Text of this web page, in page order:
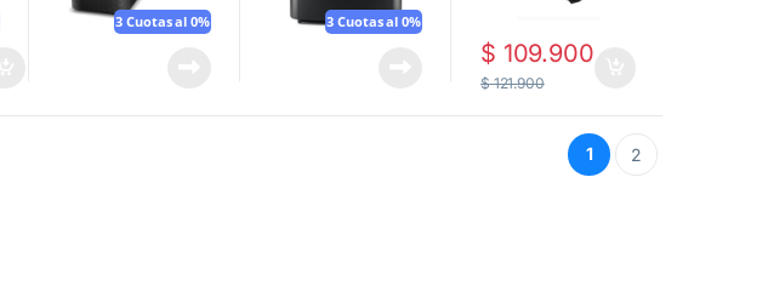
3 Cuotas al 0% 3 Cuotas al 0%
$ 109.900
$121.900
1 2